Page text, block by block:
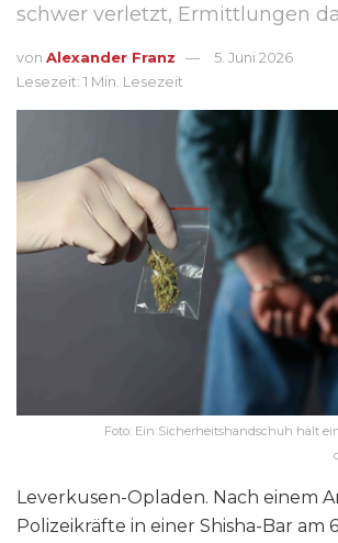
schwer verletzt, Ermittlungen
von Alexander Franz
5. Juni 2026
Lesezeit: 1 Min. Lesezeit
Foto: Ein Sicherheitshandschuh hält
Leverkusen-Opladen. Nach einem
Polizeikräfte in einer Shisha-Bar am